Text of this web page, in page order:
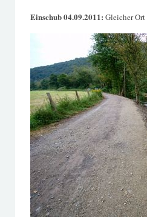
Einschub 04.09.2011: Gleicher Ort